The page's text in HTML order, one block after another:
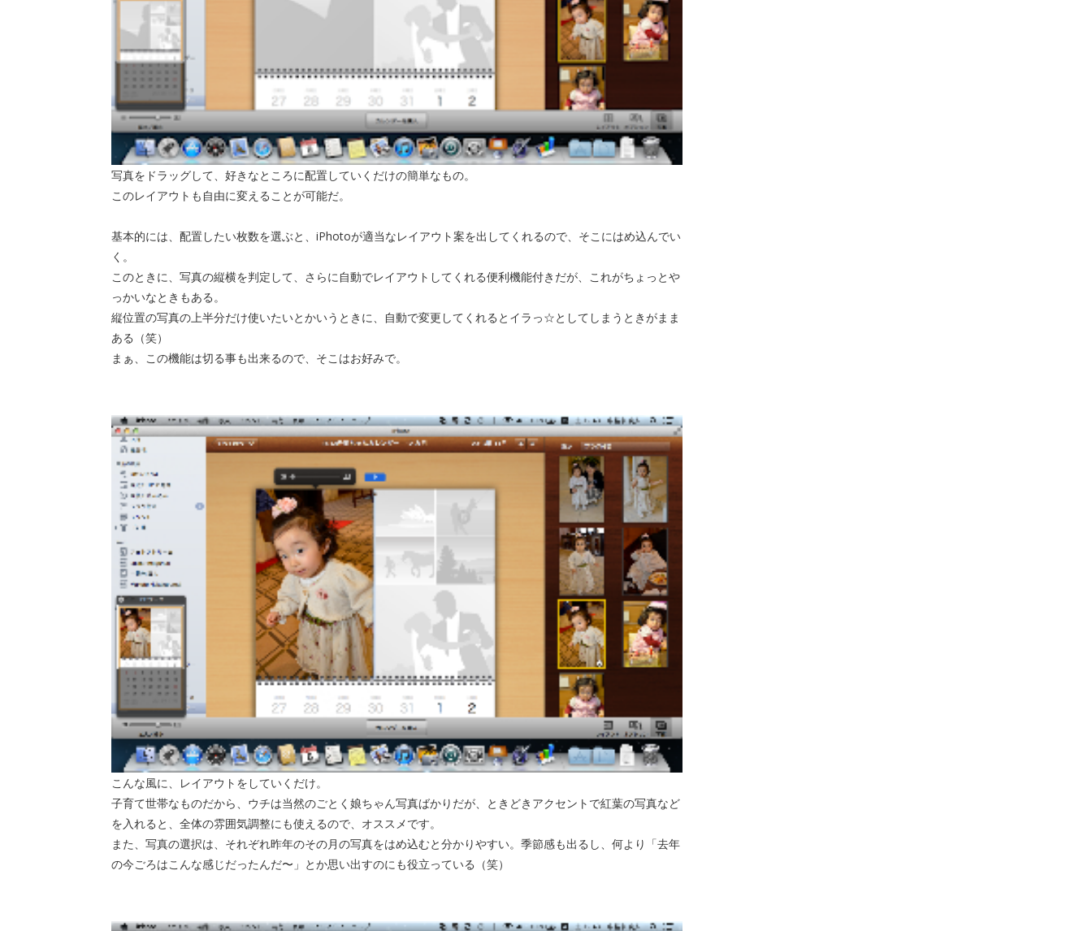
写真をドラッグして、好きなところに配置していくだけの簡単なもの。
このレイアウトも自由に変えることが可能だ。
基本的には、配置したい枚数を選ぶと、iPhotoが適当なレイアウト案を出してくれるので、そこにはめ込んでい
く。
このときに、写真の縦横を判定して、さらに自動でレイアウトしてくれる便利機能付きだが、これがちょっとや
っかいなときもある。
縦位置の写真の上半分だけ使いたいとかいうときに、自動で変更してくれるとイラっ☆としてしまうときがまま
ある（笑）
まぁ、この機能は切る事も出来るので、そこはお好みで。
こんな風に、レイアウトをしていくだけ。
子育て世帯なものだから、ウチは当然のごとく娘ちゃん写真ばかりだが、ときどきアクセントで紅葉の写真など
を入れると、全体の雰囲気調整にも使えるので、オススメです。
また、写真の選択は、それぞれ昨年のその月の写真をはめ込むと分かりやすい。季節感も出るし、何より「去年
の今ごろはこんな感じだったんだ〜」とか思い出すのにも役立っている（笑）